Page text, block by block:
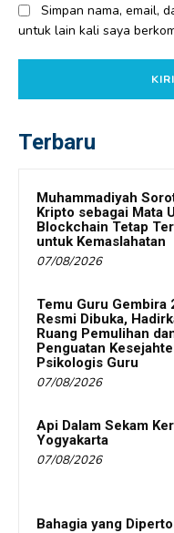
Simpan nama, email,
untuk lain kali saya
Terbaru
Muhammadiyah
Kripto sebagai Mata
Blockchain Tetap
untuk Kemaslahatan
07/08/2026
Temu Guru Gembira
Resmi Dibuka,
Ruang Pemulihan
Penguatan
Psikologis Guru
07/08/2026
Api Dalam Sekam
Yogyakarta
07/08/2026
Bahagia yang